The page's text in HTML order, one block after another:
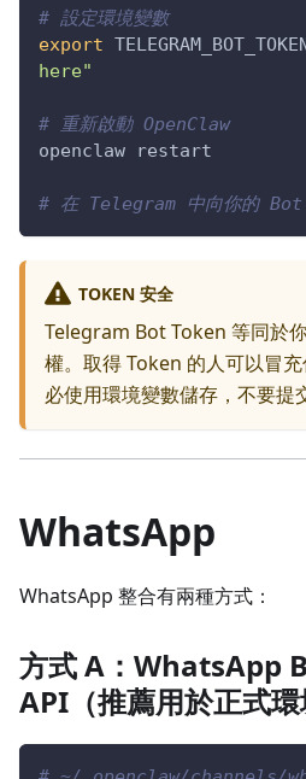
# 設定環境變數
export
here"
# 重新啟動 OpenClaw
openclaw restart
# 在 Telegram 中向你的 Bot
TOKEN 安全
Telegram Bot Token 等同於
權。取得 Token 的人可以冒
必使用環境變數儲存，不要提
WhatsApp
WhatsApp 整合有兩種方式：
方式 A：WhatsApp
API（推薦用於正式環